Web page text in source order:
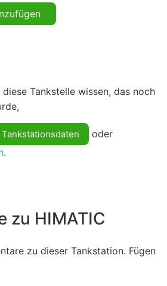
Tankstelle wissen, das noch
oder
.
zu HIMATIC
zu dieser Tankstation. Fügen